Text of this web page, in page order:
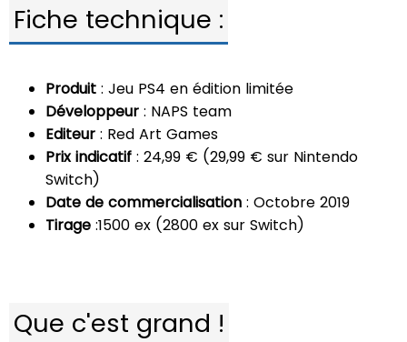
Fiche technique :
Produit : Jeu PS4 en édition limitée
Développeur : NAPS team
Editeur : Red Art Games
Prix indicatif : 24,99 € (29,99 € sur Nintendo
Switch)
Date de commercialisation : Octobre 2019
Tirage :1500 ex (2800 ex sur Switch)
Que c'est grand !